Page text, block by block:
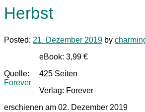
Herbst
Posted: 21. Dezember 2019 by
Quelle:
Forever
eBook: 3,99 €
425 Seiten
Verlag: Forever
erschienen am 02. Dezember 2019